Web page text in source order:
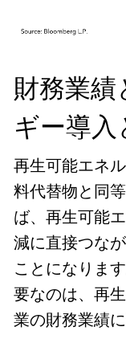
財務業
ギー導
再生可能エネ
料代替物と同
ば、再生可能
減に直接つな
ことになりま
要なのは、再
業の財務業績